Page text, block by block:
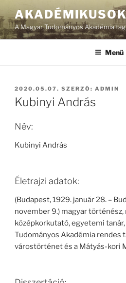
A Magyar Tudományos Akadémia
Menü
BEKÜLDVE:
2020.05.07. SZERZŐ: ADMIN
Kubinyi András
Név:
Kubinyi András
Életrajzi adatok:
(Budapest, 1929. január 28. –
november 9.) magyar történész,
középkorkutató, egyetemi tanár,
Tudományos Akadémia rendes
várostörténet és a Mátyás-kori